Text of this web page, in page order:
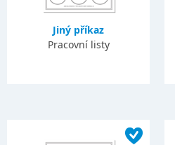
Jiný příkaz
Pracovní listy